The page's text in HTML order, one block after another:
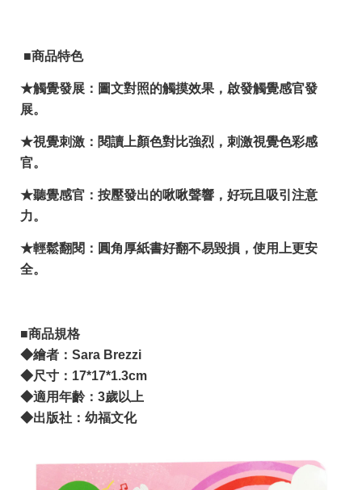
■商品特色
★觸覺發展：圖文對照的觸摸效果，啟發觸覺感官發
展。
★視覺刺激：閱讀上顏色對比強烈，刺激視覺色彩感
官。
★聽覺感官：按壓發出的啾啾聲響，好玩且吸引注意
力。
★輕鬆翻閱：圓角厚紙書好翻不易毀損，使用上更安
全。
■商品規格
◆繪者：Sara Brezzi
◆尺寸：17*17*1.3cm
◆適用年齡：3歲以上
◆出版社：幼福文化